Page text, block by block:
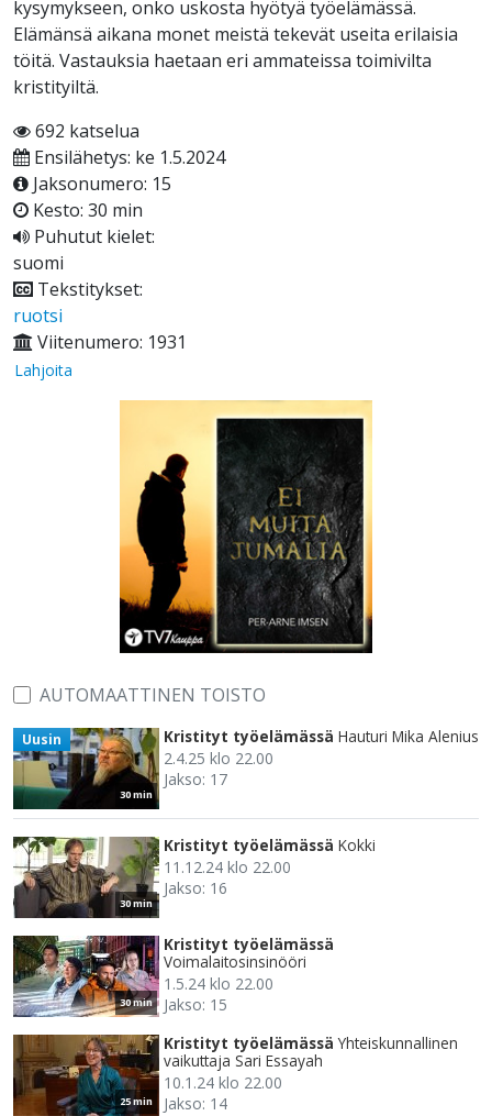
kysymykseen, onko uskosta hyötyä työelämässä.
Elämänsä aikana monet meistä tekevät useita erilaisia
töitä. Vastauksia haetaan eri ammateissa toimivilta
kristityiltä.
692 katselua
Ensilähetys: ke 1.5.2024
Jaksonumero: 15
Kesto: 30 min
Puhutut kielet:
suomi
Tekstitykset:
ruotsi
Viitenumero: 1931
Lahjoita
AUTOMAATTINEN TOISTO
30 min
Uusin Kristityt työelämässä Hauturi Mika Alenius
2.4.25 klo 22.00
Jakso: 17
30 min
Kristityt työelämässä Kokki
11.12.24 klo 22.00
Jakso: 16
30 min
Kristityt työelämässä
Voimalaitosinsinööri
1.5.24 klo 22.00
Jakso: 15
25 min
Kristityt työelämässä Yhteiskunnallinen
vaikuttaja Sari Essayah
10.1.24 klo 22.00
Jakso: 14